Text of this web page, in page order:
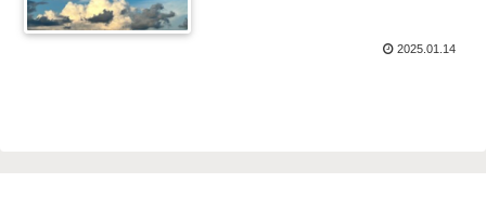
2025.01.14